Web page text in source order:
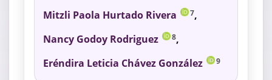
Mitzli Paola Hurtado Rivera
7,
Nancy Godoy Rodriguez
8,
Eréndira Leticia Chávez González
9